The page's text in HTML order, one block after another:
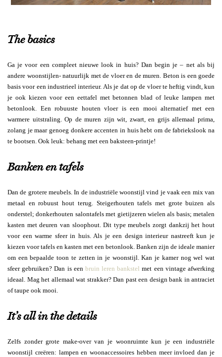
The basics
Ga je voor een compleet nieuwe look in huis? Dan begin je – net als bij
andere woonstijlen- natuurlijk met de vloer en de muren. Beton is een goede
basis voor een industrieel interieur. Als je dat op de vloer te heftig vindt, kun
je ook kiezen voor een eettafel met betonnen blad of leuke lampen met
betonlook. Een robuuste houten vloer is een mooi alternatief met een
warmere uitstraling. Op de muren zijn wit, zwart, en grijs allemaal prima,
zolang je maar genoeg donkere accenten in huis hebt om de fabriekslook na
te bootsen. Ook leuk: behang met een baksteen-printje!
Banken en tafels
Dan de grotere meubels. In de industriële woonstijl vind je vaak een mix van
metaal en robuust hout terug. Steigerhouten tafels met grote buizen als
onderstel; donkerhouten salontafels met gietijzeren wielen als basis; metalen
kasten met deuren van sloophout. Dit type meubels zorgt dankzij het hout
voor een warme sfeer in huis. Als je een design interieur nastreeft kun je
kiezen voor tafels en kasten met een betonlook. Banken zijn de ideale manier
om een bepaalde toon te zetten in je woonstijl. Kan je kamer nog wel wat
sfeer gebruiken? Dan is een bruin leren bankstel met een vintage afwerking
ideaal. Mag het allemaal wat strakker? Dan past een design bank in antraciet
of taupe ook mooi.
It’s all in the details
Zelfs zonder grote make-over van je woonruimte kun je een industriële
woonstijl creëren: lampen en woonaccessoires hebben meer invloed dan je